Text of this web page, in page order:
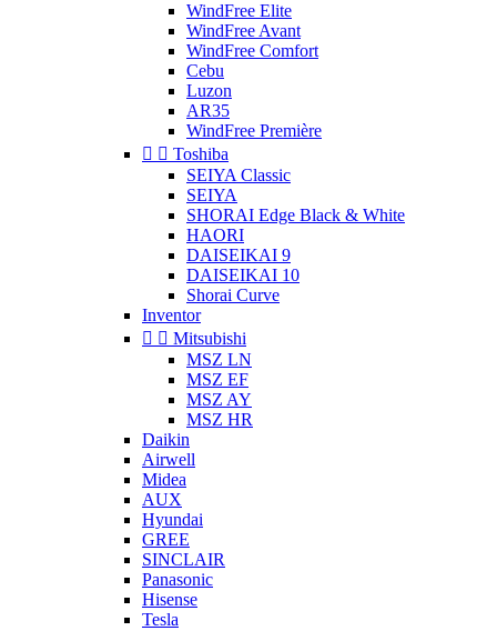
WindFree Elite
WindFree Avant
WindFree Comfort
Cebu
Luzon
AR35
WindFree Première
  Toshiba
SEIYA Classic
SEIYA
SHORAI Edge Black & White
HAORI
DAISEIKAI 9
DAISEIKAI 10
Shorai Curve
Inventor
  Mitsubishi
MSZ LN
MSZ EF
MSZ AY
MSZ HR
Daikin
Airwell
Midea
AUX
Hyundai
GREE
SINCLAIR
Panasonic
Hisense
Tesla